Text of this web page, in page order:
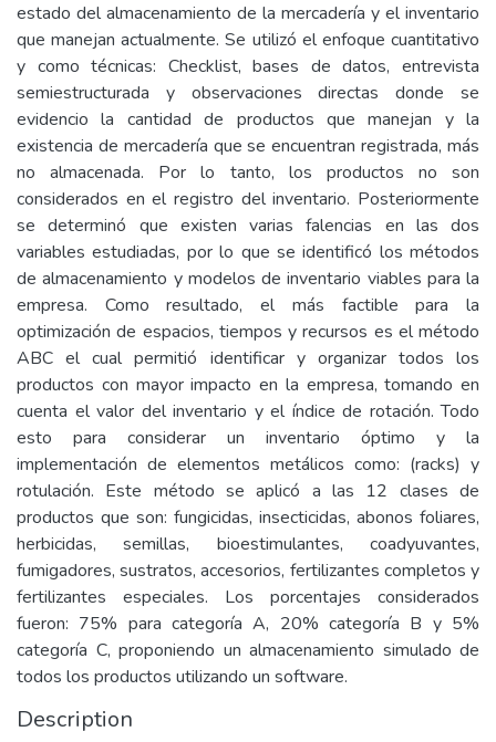
estado del almacenamiento de la mercadería y el inventario
que manejan actualmente. Se utilizó el enfoque cuantitativo
y como técnicas: Checklist, bases de datos, entrevista
semiestructurada y observaciones directas donde se
evidencio la cantidad de productos que manejan y la
existencia de mercadería que se encuentran registrada, más
no almacenada. Por lo tanto, los productos no son
considerados en el registro del inventario. Posteriormente
se determinó que existen varias falencias en las dos
variables estudiadas, por lo que se identificó los métodos
de almacenamiento y modelos de inventario viables para la
empresa. Como resultado, el más factible para la
optimización de espacios, tiempos y recursos es el método
ABC el cual permitió identificar y organizar todos los
productos con mayor impacto en la empresa, tomando en
cuenta el valor del inventario y el índice de rotación. Todo
esto para considerar un inventario óptimo y la
implementación de elementos metálicos como: (racks) y
rotulación. Este método se aplicó a las 12 clases de
productos que son: fungicidas, insecticidas, abonos foliares,
herbicidas, semillas, bioestimulantes, coadyuvantes,
fumigadores, sustratos, accesorios, fertilizantes completos y
fertilizantes especiales. Los porcentajes considerados
fueron: 75% para categoría A, 20% categoría B y 5%
categoría C, proponiendo un almacenamiento simulado de
todos los productos utilizando un software.
Description